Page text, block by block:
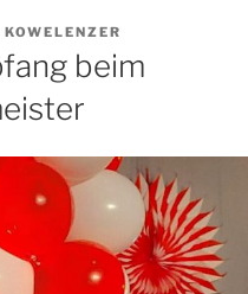
KOWELENZER
beim